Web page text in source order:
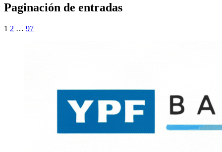
Paginación de entradas
1 2 … 97